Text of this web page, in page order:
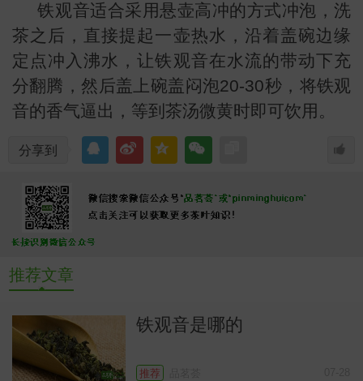
识
铁观音适合采用悬壶高冲的方式冲泡，洗
茶之后，直接提起一壶热水，沿着盖碗边缘
定点冲入沸水，让铁观音在水流的带动下充
分翻腾，然后盖上碗盖闷泡20-30秒，将铁观
音的香气逼出，等到茶汤微黄时即可饮用。
分享到
推荐文章
铁观音是哪的
推荐